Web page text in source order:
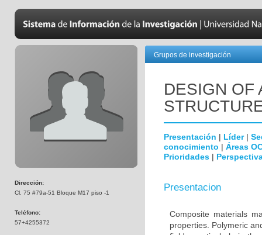
Dirección:
Cl. 75 #79a-51 Bloque M17 piso -1
Teléfono:
57+4255372
Grupos de investigación
DESIGN OF
Presentación | Líder|
conocimiento | Áreas
Prioridades |
Presentacion
Composite materials
properties. Polymeric